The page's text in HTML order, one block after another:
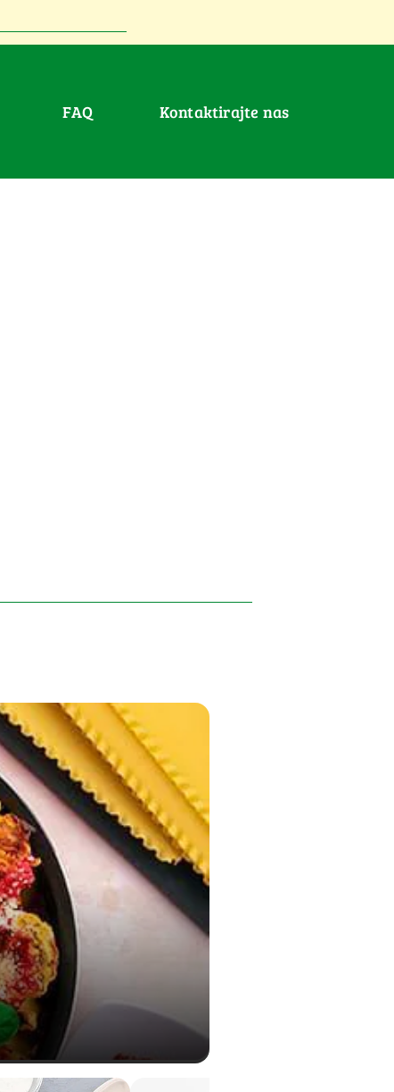
FAQ Kontaktirajte nas